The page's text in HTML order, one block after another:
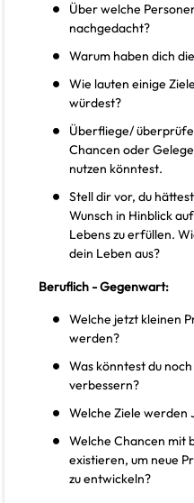
Über welche
nachgedacht?
Warum haben dich
Wie lauten einige
würdest?
Überfliege/
Chancen oder
nutzen könntest.
Stell dir vor, du
Wunsch in Hinblick
Lebens zu erfüllen.
dein Leben aus?
Beruflich - Gegenwart:
Welche jetzt kleinen
werden?
Was könntest du
verbessern?
Welche Ziele
Welche Chancen mit
existieren, um neue
zu entwickeln?